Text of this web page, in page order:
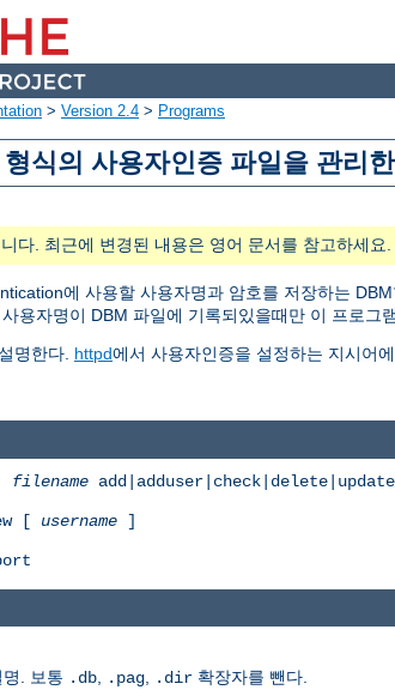
> Version 2.4 > Programs
식의 사용자인증 파일을 관리
다. 최근에 변경된 내용은 영어 문서를 참고하세요.
에 사용할 사용자명과 암호를 저장하는
용자명이 DBM 파일에 기록되있을때만 이 프로그
명한다. httpd에서 사용자인증을 설정하는 지시어
filename add|adduser|check|delete|update
[ username ]
. 보통 .db .pag .dir 확장자를 뺀다.